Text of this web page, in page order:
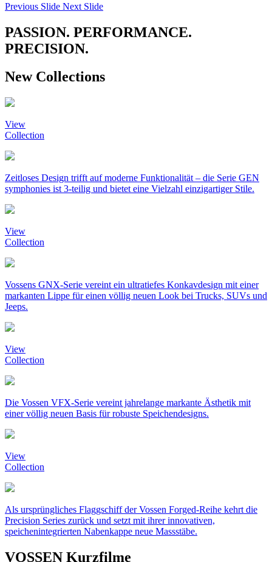
Previous Slide Next Slide
PASSION. PERFORMANCE.
PRECISION.
New Collections
View
Collection
Zeitloses Design trifft auf moderne Funktionalität – die Serie GEN
symphonies ist 3-teilig und bietet eine Vielzahl einzigartiger Stile.
View
Collection
Vossens GNX-Serie vereint ein ultratiefes Konkavdesign mit einer
markanten Lippe für einen völlig neuen Look bei Trucks, SUVs und
Jeeps.
View
Collection
Die Vossen VFX-Serie vereint jahrelange markante Ästhetik mit
einer völlig neuen Basis für robuste Speichendesigns.
View
Collection
Als ursprüngliches Flaggschiff der Vossen Forged-Reihe kehrt die
Precision Series zurück und setzt mit ihrer innovativen,
speichenintegrierten Nabenkappe neue Massstäbe.
VOSSEN Kurzfilme